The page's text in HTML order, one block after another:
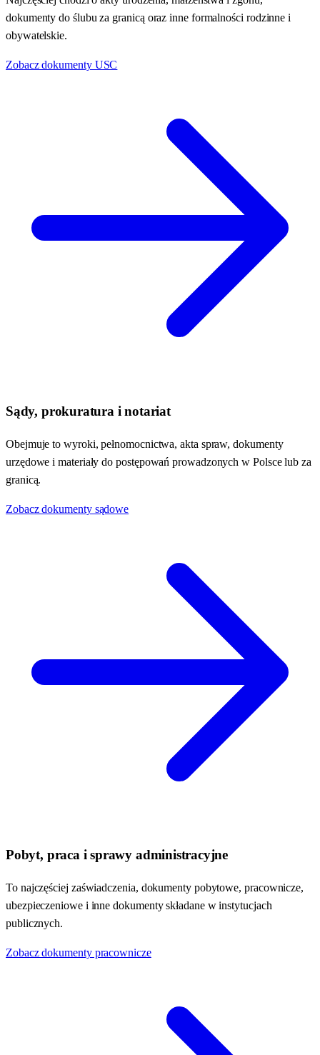
dokumenty do ślubu za granicą oraz inne formalności rodzinne i
obywatelskie.
Zobacz dokumenty USC
Sądy, prokuratura i notariat
Obejmuje to wyroki, pełnomocnictwa, akta spraw, dokumenty
urzędowe i materiały do postępowań prowadzonych w Polsce lub za
granicą.
Zobacz dokumenty sądowe
Pobyt, praca i sprawy administracyjne
To najczęściej zaświadczenia, dokumenty pobytowe, pracownicze,
ubezpieczeniowe i inne dokumenty składane w instytucjach
publicznych.
Zobacz dokumenty pracownicze